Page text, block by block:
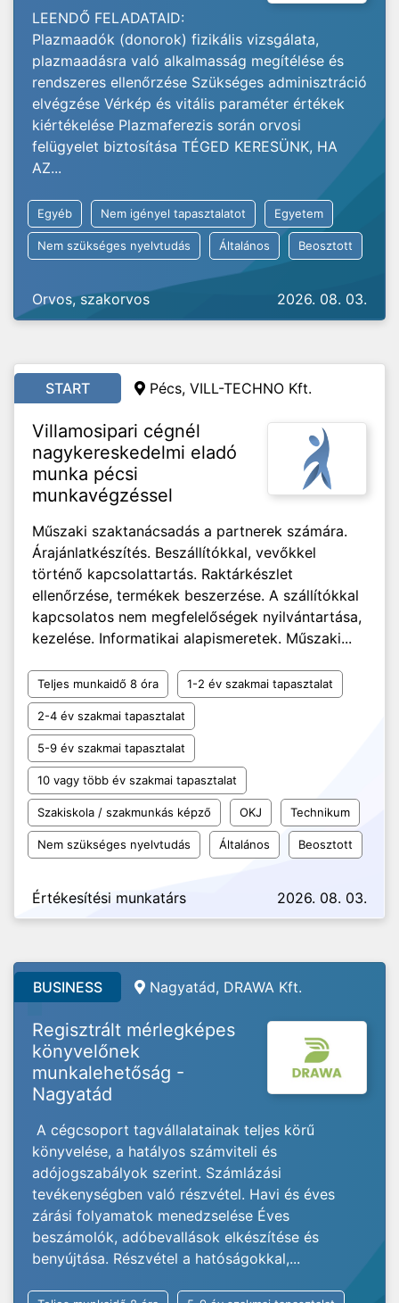
LEENDŐ FELADATAID:
Plazmaadók (donorok) fizikális vizsgálata,
plazmaadásra való alkalmasság megítélése és
rendszeres ellenőrzése Szükséges adminisztráció
elvégzése Vérkép és vitális paraméter értékek
kiértékelése Plazmaferezis során orvosi
felügyelet biztosítása TÉGED KERESÜNK, HA
AZ...
Egyéb Nem igényel tapasztalatot Egyetem
Nem szükséges nyelvtudás Általános Beosztott
Orvos, szakorvos 2026. 08. 03.
START Pécs, VILL-TECHNO Kft.
Villamosipari cégnél
nagykereskedelmi eladó
munka pécsi
munkavégzéssel
Műszaki szaktanácsadás a partnerek számára.
Árajánlatkészítés. Beszállítókkal, vevőkkel
történő kapcsolattartás. Raktárkészlet
ellenőrzése, termékek beszerzése. A szállítókkal
kapcsolatos nem megfelelőségek nyilvántartása,
kezelése. Informatikai alapismeretek. Műszaki...
Teljes munkaidő 8 óra 1-2 év szakmai tapasztalat
2-4 év szakmai tapasztalat
5-9 év szakmai tapasztalat
10 vagy több év szakmai tapasztalat
Szakiskola / szakmunkás képző OKJ Technikum
Nem szükséges nyelvtudás Általános Beosztott
Értékesítési munkatárs 2026. 08. 03.
BUSINESS Nagyatád, DRAWA Kft.
Regisztrált mérlegképes
könyvelőnek
munkalehetőság -
Nagyatád
A cégcsoport tagvállalatainak teljes körű
könyvelése, a hatályos számviteli és
adójogszabályok szerint. Számlázási
tevékenységben való részvétel. Havi és éves
zárási folyamatok menedzselése Éves
beszámolók, adóbevallások elkészítése és
benyújtása. Részvétel a hatóságokkal,...